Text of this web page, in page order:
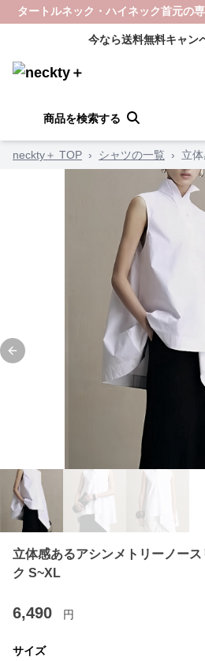
タートルネック・ハイネック首元の
今なら送料無料キャン
商品を検索する
neckty＋ TOP › シャツの一覧 › 立
Previous slide
立体感あるアシンメトリーノー
ク S~XL
6,490 円
サイズ